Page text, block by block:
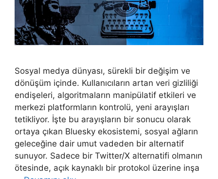
Sosyal medya dünyası, sürekli bir değişim ve
dönüşüm içinde. Kullanıcıların artan veri gizliliği
endişeleri, algoritmaların manipülatif etkileri ve
merkezi platformların kontrolü, yeni arayışları
tetikliyor. İşte bu arayışların bir sonucu olarak
ortaya çıkan Bluesky ekosistemi, sosyal ağların
geleceğine dair umut vadeden bir alternatif
sunuyor. Sadece bir Twitter/X alternatifi olmanın
ötesinde, açık kaynaklı bir protokol üzerine inşa